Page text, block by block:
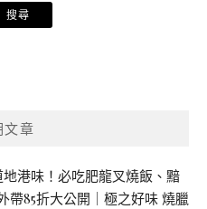
文章
地港味！必吃肥龍叉燒飯、黯
帶85折大公開｜極之好味 燒臘